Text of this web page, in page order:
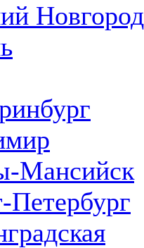
Новгород
Мансийск
Петербург